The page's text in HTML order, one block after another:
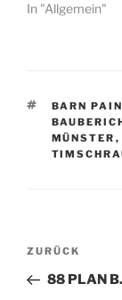
In "Allgemein"
BARN PAIN
MÜNSTER ,
Vorheriger
Beitrag
ZURÜCK
88 PLAN